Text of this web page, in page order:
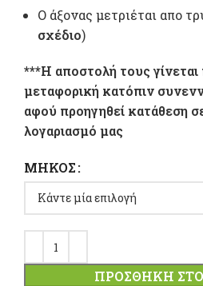
Ο άξονας μετριέται απο
σχέδιο)
***Η αποστολή τους
μεταφορική κατόπιν
αφού προηγηθεί κατάθεση
λογαριασμό μας
ΜΉΚΟΣ
ΠΡΟΣΘΉΚΗ